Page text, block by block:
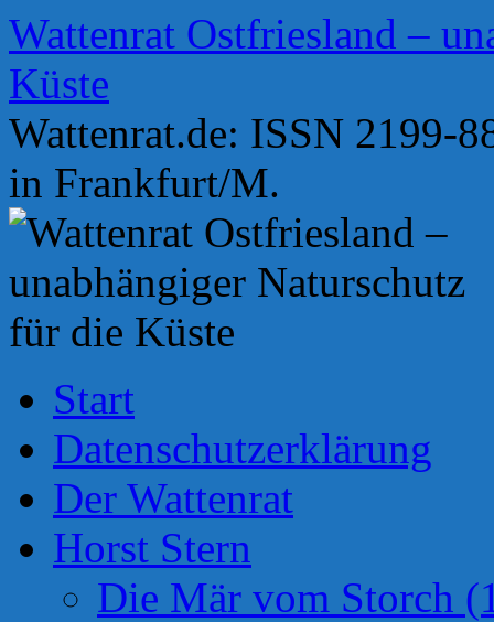
Zum
Inhalt
springen
Wattenrat Ostfriesland –
Küste
Wattenrat.de: ISSN 2199-
in Frankfurt/M.
Start
Datenschutzerklärung
Der Wattenrat
Horst Stern
Die Mär vom Storch